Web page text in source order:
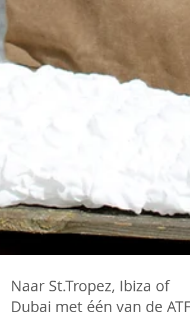
Naar St.Tropez, Ibiza of